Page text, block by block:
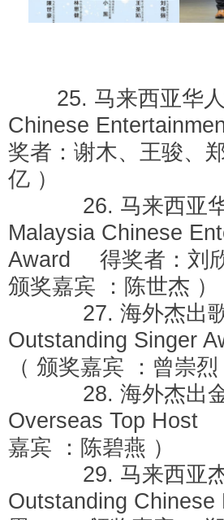
25. 马来西亚华
Chinese
奖者：谢木、王骏
亿 ）
26. 马来西亚华
Malaysia Chinese
Award 得奖者：刘
颁奖嘉宾 ：陈世杰 ）
27. 海外杰出歌
Outstanding
（ 颁奖嘉宾 ：曾崇烈
28. 海外杰出金
Overseas Top
嘉宾 ：陈碧燕 ）
29. 马来西亚杰
Outstanding